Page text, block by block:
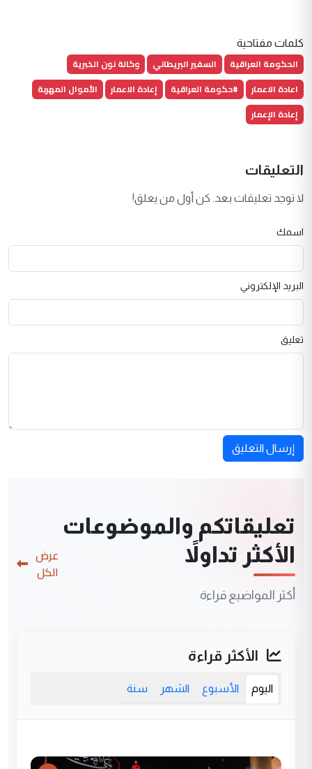
كلمات مفتاحية
الحكومة العراقية السفير البريطاني
وكالة نون الخبرية
اعادة الاعمار
#حكومة العراقية إعادة الاعمار
الأموال المهربة
إعادة الإعمار
التعليقات
لا توجد تعليقات بعد. كن أول من يعلق!
اسمك
البريد الإلكتروني
تعليق
إرسال التعليق
تعليقاتكم والموضوعات
الأكثر تداولاً
أكثر المواضيع قراءة
عرض
الكل
الأكثر قراءة
اليوم الأسبوع الشهر سنة